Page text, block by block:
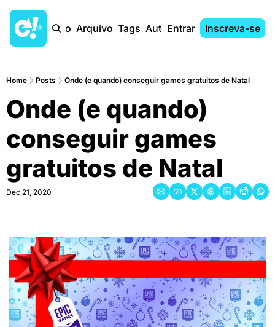
Início Arquivo Tags AutoresEntrar Inscreva-se
Home Posts Onde (e quando) conseguir games gratuitos de Natal
Onde (e quando)
conseguir games
gratuitos de Natal
Dec 21, 2020